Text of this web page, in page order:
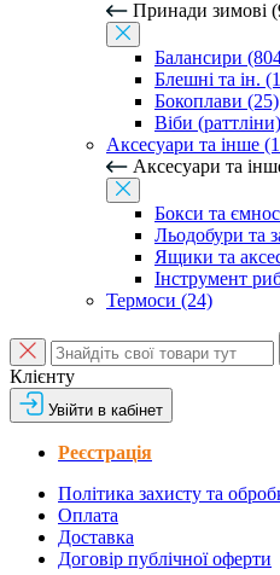
Принади зимові
Балансири
Блешні та ін.
Бокоплави (25)
Віби
Аксесуари та інше
Аксесуари та
Бокси та
Льодобури та
Ящики та
Інструмент
Термоси (24)
Клієнту
Увійти в кабінет
Реєстрація
Політика захисту та
Оплата
Доставка
Договір публічної оферти